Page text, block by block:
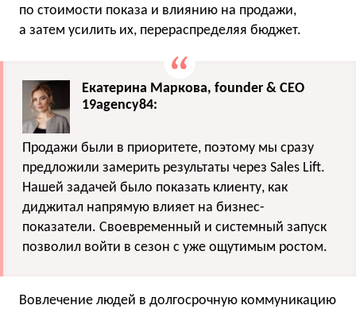
по стоимости показа и влиянию на продажи,
а затем усилить их, перераспределяя бюджет.
Екатерина Маркова, founder & CEO
19agency84:
Продажи были в приоритете, поэтому мы сразу
предложили замерить результаты через Sales Lift.
Нашей задачей было показать клиенту, как
диджитал напрямую влияет на бизнес-
показатели. Своевременный и системный запуск
позволил войти в сезон с уже ощутимым ростом.
Вовлечение людей в долгосрочную коммуникацию